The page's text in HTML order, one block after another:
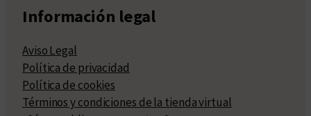
Información legal
Aviso Legal
Política de privacidad
Política de cookies
Términos y condiciones de la tienda virtual